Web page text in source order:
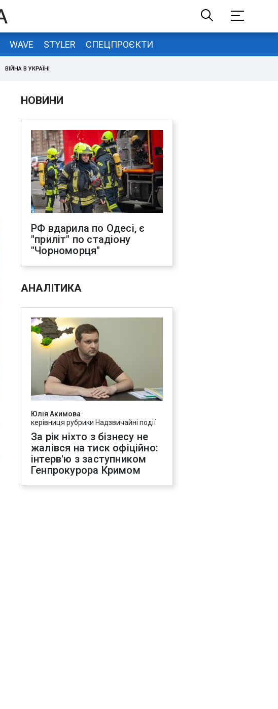
WAVE STYLER СПЕЦПРОЄКТИ
ВІЙНА В УКРАЇНІ
НОВИНИ
РФ вдарила по Одесі, є
"приліт" по стадіону
"Чорноморця"
АНАЛІТИКА
Юлія Акимова
керівниця рубрики Надзвичайні події
За рік ніхто з бізнесу не
жалівся на тиск офіційно:
інтерв'ю з заступником
Генпрокурора Кримом